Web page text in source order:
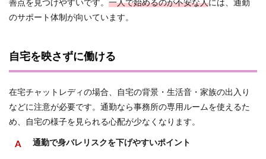
善点を見つけやすいです。 一人で始めるのが不安な人には、通勤
のサポート体制が向いています。
自宅を映さずに働ける
在宅チャットレディの場合、自宅の背景・生活音・家族の出入り
などに注意が必要です。通勤なら事務所の専用ルームを使えるた
め、自宅の様子を見られる心配が少なくなります。
通勤で身バレリスクを下げやすいポイント